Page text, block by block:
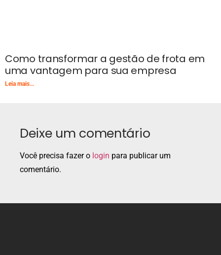
Como transformar a gestão de frota em
uma vantagem para sua empresa
Leia mais...
Deixe um comentário
Você precisa fazer o login para publicar um
comentário.